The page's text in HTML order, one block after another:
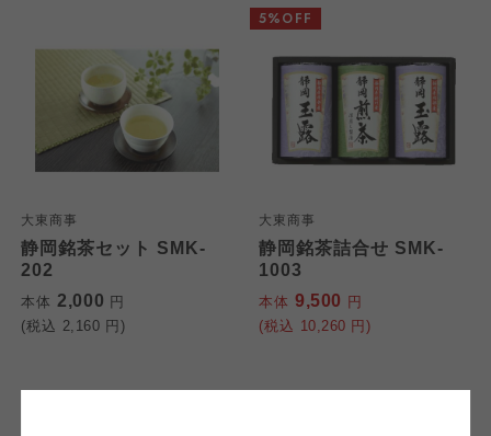
大東商事
静岡銘茶セット SMK-
202
本体 2,000 円
(税込 2,160 円)
大東商事
静岡銘茶詰合せ SMK-
1003
本体 9,500 円
(税込 10,260 円)
5%OFF
ご利用約款（ご利用規約・ご利
用規程）について
このサイトは7つの生協から業務委託を受けて、
コープきんき事業連合が運営しています。ご自
身が加入されている生協が定める利用約款をご
確認のうえ、ご利用ください。なお、クチコミ
投稿については、利用約款の細則として規定さ
個人情報保護方針について
このサイトは7つの生協から業務委託を受けて、
かりしている個人情報については、コープ事業
連合、ならびに各生協の「個人情報保護方針」
にもどづいて、コープ事業連合が適切に管理を
おこなっています。
コープ事業連合、ならびに各生協の「個人情報
特定商取引法に基づく表記につ
いて
このサイトは7つの生協から業務委託を受けて、
コープきんき事業連合が運営しています。販売
責任者は、それぞれご利用の生協となります。
各生協の「特定商取引法に基づく表記につい
て」については各生協のボタンをクリックして